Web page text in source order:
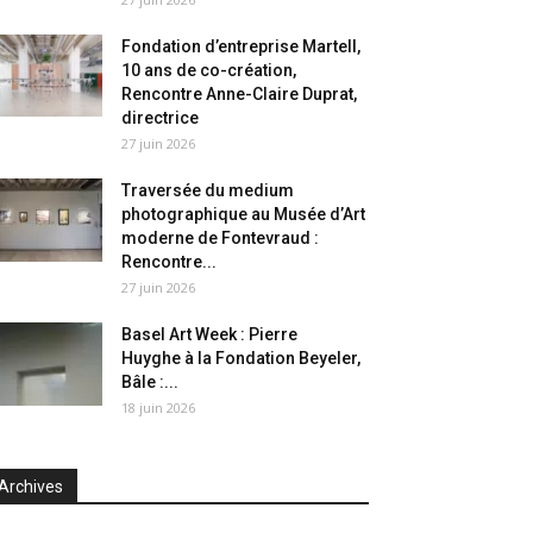
Fondation d’entreprise Martell,
10 ans de co-création,
Rencontre Anne-Claire Duprat,
directrice
27 juin 2026
Traversée du medium
photographique au Musée d’Art
moderne de Fontevraud :
Rencontre...
27 juin 2026
Basel Art Week : Pierre
Huyghe à la Fondation Beyeler,
Bâle :...
18 juin 2026